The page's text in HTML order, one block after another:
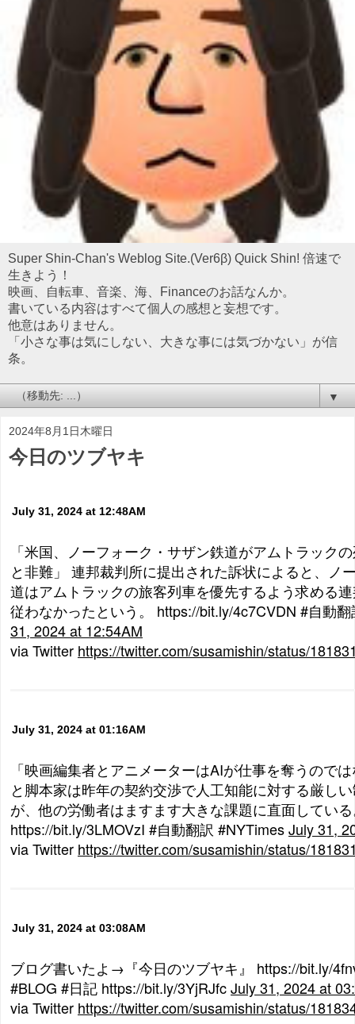
Super Shin-Chan's Weblog Site.(Ver6β) Quick Shin! 倍速で
生きよう！
映画、自転車、音楽、海、Financeのお話なんか。
書いている内容はすべて個人の感想と妄想です。
他意はありません。
「小さな事は気にしない、大きな事には気づかない」が信
条。
▼
2024年8月1日木曜日
今日のツブヤキ
July 31, 2024 at 12:48AM
「米国、ノーフォーク・サザン鉄道がアムトラック
と非難」 連邦裁判所に提出された訴状によると、ノ
道はアムトラックの旅客列車を優先するよう求める
従わなかったという。 https://bit.ly/4c7CVDN #自動
31, 2024 at 12:54AM
via Twitter https://twitter.com/susamishin/status/
July 31, 2024 at 01:16AM
「映画編集者とアニメーターはAIが仕事を奪うので
と脚本家は昨年の契約交渉で人工知能に対する厳し
が、他の労働者はますます大きな課題に直面してい
https://bit.ly/3LMOVzI #自動翻訳 #NYTimesJuly 31,
via Twitter https://twitter.com/susamishin/status/
July 31, 2024 at 03:08AM
ブログ書いたよ→『今日のツブヤキ』 https://bit.ly/
#BLOG #日記 https://bit.ly/3YjRJfcJuly 31, 2024 at
via Twitter https://twitter.com/susamishin/status/